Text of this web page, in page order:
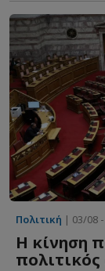
Πολιτική | 03/08 -
Η κίνηση